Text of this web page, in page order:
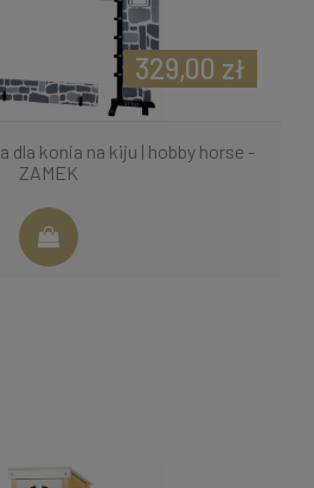
dla konia na kiju | hobby horse -
ZAMEK
329,00 zł